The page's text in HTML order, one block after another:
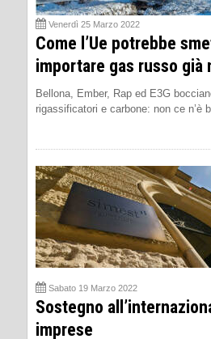
Venerdì 25 Marzo 2022
Come l’Ue potrebbe
importare gas russo già
Bellona, Ember, Rap ed E3G
rigassificatori e carbone: non ce n’è
Sabato 19 Marzo 2022
Sostegno
imprese